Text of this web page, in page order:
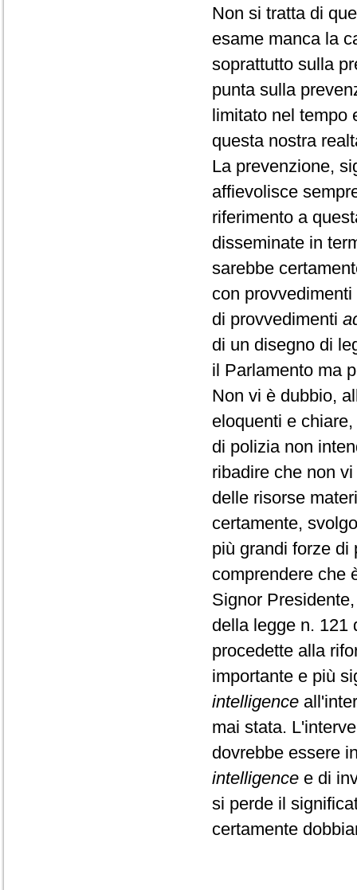
Non si tratta di
esame manca la
soprattutto sulla
punta sulla
limitato nel tempo
questa nostra
La prevenzione,
affievolisce
riferimento a
disseminate in
sarebbe
con
di provvedimenti
di un disegno di
il Parlamento ma
Non vi è dubbio,
eloquenti e
di polizia non
ribadire che non
delle risorse
certamente,
più grandi forze di
comprendere che
Signor
della legge n. 121
procedette alla
importante e più
intelligence
mai stata.
dovrebbe essere
intelligence e di
si perde il
certamente